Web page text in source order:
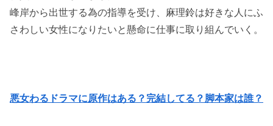
峰岸から出世する為の指導を受け、麻理鈴は好きな人にふ
さわしい女性になりたいと懸命に仕事に取り組んでいく。
悪女わるドラマに原作はある？完結してる？脚本家は誰？